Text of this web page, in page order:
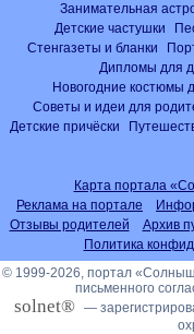
Занимательная
Детские частушки
Стенгазеты и бланки
Дипломы для
Новогодние костюмы
Советы и идеи для
Детские причёски
Карта портала
Реклама на портале
Отзывы родителей
Архив
Политика
© 1999-2026, портал
письменного
solnet® —